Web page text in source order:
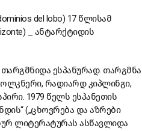
del lobo) 17 წლისამ
_ ანტარქტიდის
ესპანურად. თარგმნა
რადიარდ კიპლინგი,
1979 წელს ესპანეთის
(„ცხოვრება და აზრები
ლიტერატურას ასწავლიდა